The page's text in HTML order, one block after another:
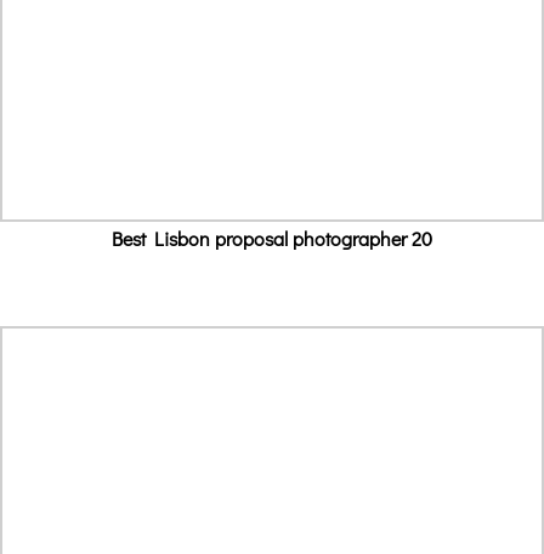
Best Lisbon proposal photographer 20